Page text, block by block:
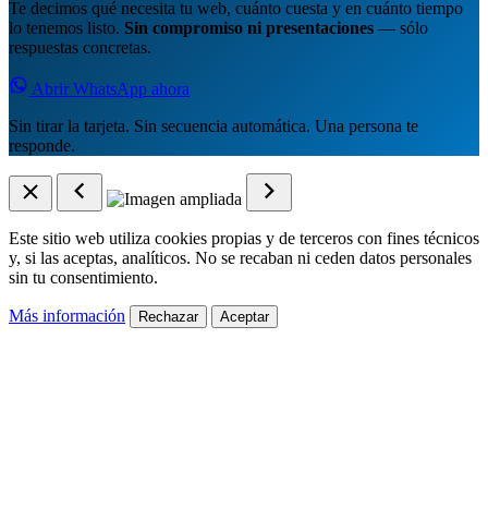
Te decimos qué necesita tu web, cuánto cuesta y en cuánto tiempo
lo tenemos listo. Sin compromiso ni presentaciones — sólo
respuestas concretas.
Abrir WhatsApp ahora
Sin tirar la tarjeta. Sin secuencia automática. Una persona te
responde.
Este sitio web utiliza cookies propias y de terceros con fines técnicos
y, si las aceptas, analíticos. No se recaban ni ceden datos personales
sin tu consentimiento.
Más información Rechazar Aceptar